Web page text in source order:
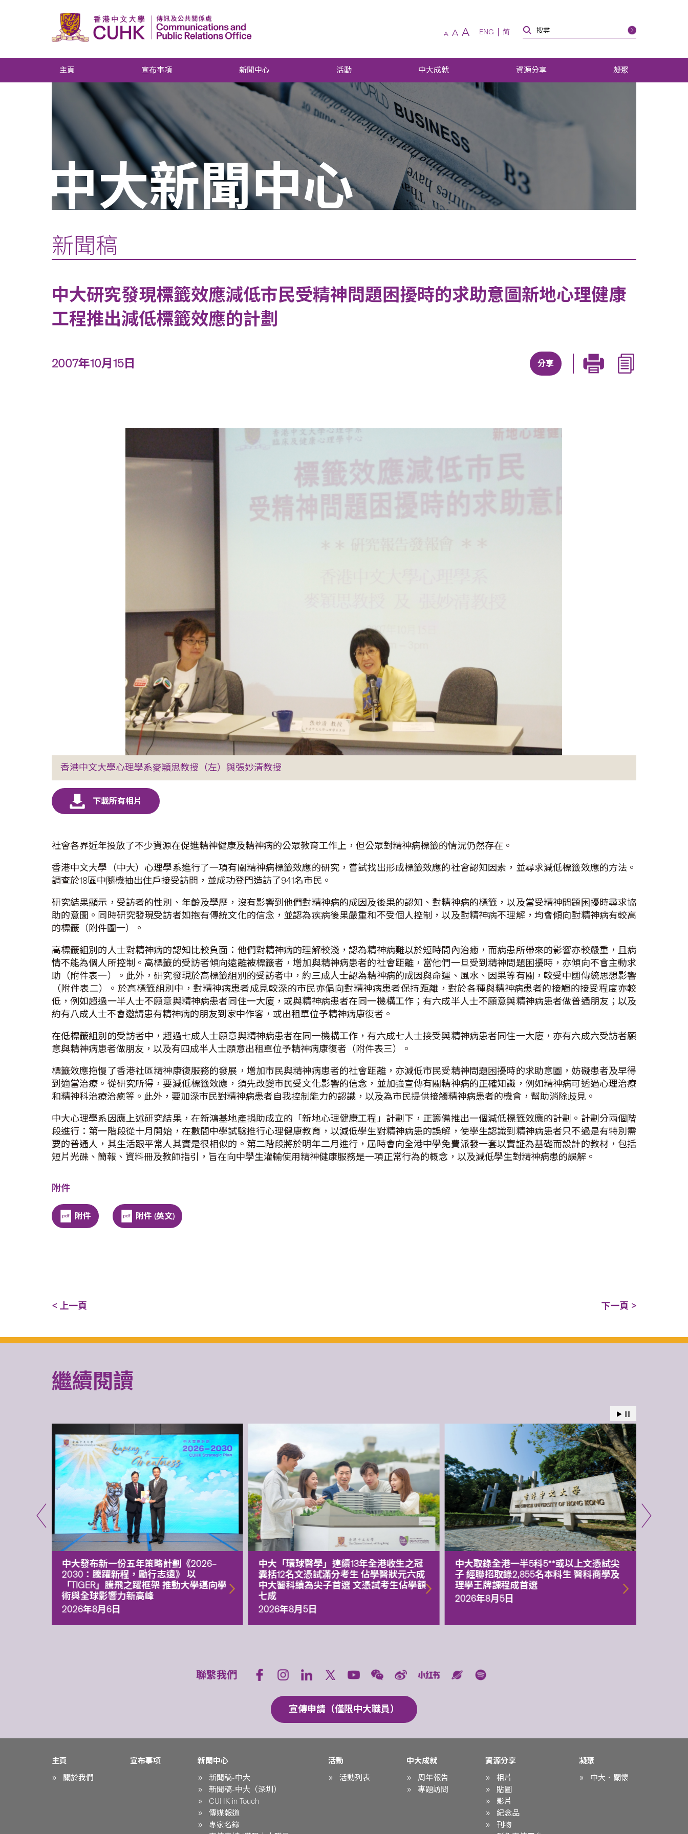
A A A ENG 简
主頁 宣布事項 新聞中心 活動 中大成就 資源分享 凝聚
中大新聞中心
新聞稿
中大研究發現標籤效應減低市民受精神問題困擾時的求助意圖新地心理健康
工程推出減低標籤效應的計劃
2007年10月15日 分享
香港中文大學心理學系麥穎思教授（左）與張妙清教授
社會各界近年投放了不少資源在促進精神健康及精神病的公眾教育工作上，但公眾對精神病標籤的情況仍然存在。
香港中文大學（中大）心理學系進行了一項有關精神病標籤效應的研究，嘗試找出形成標籤效應的社會認知因素，並尋求減低標籤效應的方法。
調查於18區中隨機抽出住戶接受訪問，並成功登門造訪了941名市民。
研究結果顯示，受訪者的性別、年齡及學歷，沒有影響到他們對精神病的成因及後果的認知、對精神病的標籤，以及當受精神問題困擾時尋求協
助的意圖。同時研究發現受訪者如抱有傳統文化的信念，並認為疾病後果嚴重和不受個人控制，以及對精神病不理解，均會傾向對精神病有較高
的標籤（附件圖一）。
高標籤組別的人士對精神病的認知比較負面：他們對精神病的理解較淺，認為精神病難以於短時間內治癒，而病患所帶來的影響亦較嚴重，且病
情不能為個人所控制。高標籤的受訪者傾向遠離被標籤者，增加與精神病患者的社會距離，當他們一旦受到精神問題困擾時，亦傾向不會主動求
助（附件表一）。此外，研究發現於高標籤組別的受訪者中，約三成人士認為精神病的成因與命運、風水、因果等有關，較受中國傳統思想影響
（附件表二）。於高標籤組別中，對精神病患者成見較深的市民亦偏向對精神病患者保持距離，對於各種與精神病患者的接觸的接受程度亦較
低，例如超過一半人士不願意與精神病患者同住一大廈，或與精神病患者在同一機構工作；有六成半人士不願意與精神病患者做普通朋友；以及
約有八成人士不會邀請患有精神病的朋友到家中作客，或出租單位予精神病康復者。
在低標籤組別的受訪者中，超過七成人士願意與精神病患者在同一機構工作，有六成七人士接受與精神病患者同住一大廈，亦有六成六受訪者願
意與精神病患者做朋友，以及有四成半人士願意出租單位予精神病康復者（附件表三）。
標籤效應拖慢了香港社區精神康復服務的發展，增加市民與精神病患者的社會距離，亦減低市民受精神問題困擾時的求助意圖，妨礙患者及早得
到適當治療。從研究所得，要減低標籤效應，須先改變市民受文化影響的信念，並加強宣傳有關精神病的正確知識，例如精神病可透過心理治療
和精神科治療治癒等。此外，要加深市民對精神病患者自我控制能力的認識，以及為市民提供接觸精神病患者的機會，幫助消除歧見。
中大心理學系因應上述研究結果，在新鴻基地產捐助成立的「新地心理健康工程」計劃下，正籌備推出一個減低標籤效應的計劃。計劃分兩個階
段進行：第一階段從十月開始，在數間中學試驗推行心理健康教育，以減低學生對精神病患的誤解，使學生認識到精神病患者只不過是有特別需
要的普通人，其生活跟平常人其實是很相似的。第二階段將於明年二月進行，屆時會向全港中學免費派發一套以實証為基礎而設計的教材，包括
短片光碟、簡報、資料冊及教師指引，旨在向中學生灌輸使用精神健康服務是一項正常行為的概念，以及減低學生對精神病患的誤解。
附件
附件 附件 (英文)
< 上一頁 下一頁 >
繼續閱讀
中大發布新一份五年策略計劃《2026‒
2030：騰躍新程，勵行志遠》 以
「TIGER」騰飛之躍框架 推動大學邁向學
術與全球影響力新高峰
2026年8月6日
中大「環球醫學」連續13年全港收生之冠
囊括12名文憑試滿分考生 佔學醫狀元六成
中大醫科續為尖子首選 文憑試考生佔學額
七成
2026年8月5日
中大取錄全港一半5科5**或以上文憑試尖
子 經聯招取錄2,855名本科生 醫科商學及
理學王牌課程成首選
2026年8月5日
聯繫我們
宣傳申請（僅限中大職員）
主頁
關於我們
宣布事項
新聞中心
新聞稿-中大
新聞稿-中大（深圳）
CUHK in Touch
傳媒報道
專家名錄
活動
活動列表
中大成就
周年報告
專題訪問
資源分享
相片
貼圖
影片
紀念品
刊物
凝聚
中大．關懷